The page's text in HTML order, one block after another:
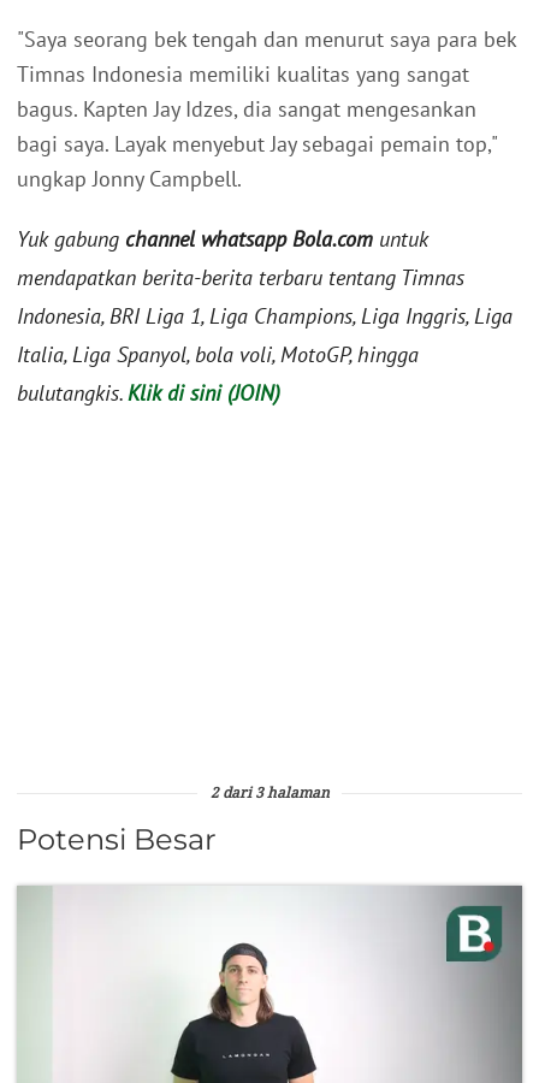
"Saya seorang bek tengah dan menurut saya para bek
Timnas Indonesia memiliki kualitas yang sangat
bagus. Kapten Jay Idzes, dia sangat mengesankan
bagi saya. Layak menyebut Jay sebagai pemain top,"
ungkap Jonny Campbell.
Yuk gabung channel whatsapp Bola.com untuk
mendapatkan berita-berita terbaru tentang Timnas
Indonesia, BRI Liga 1, Liga Champions, Liga Inggris, Liga
Italia, Liga Spanyol, bola voli, MotoGP, hingga
bulutangkis.Klik di sini (JOIN)
2 dari 3 halaman
Potensi Besar